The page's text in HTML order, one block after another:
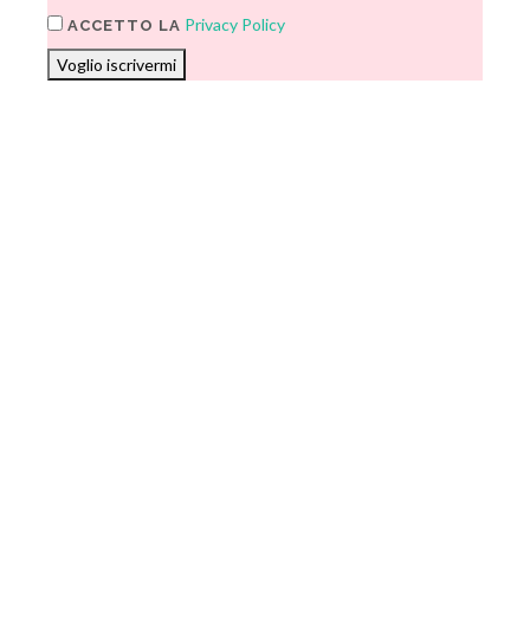
ACCETTO LA Privacy Policy
Voglio iscrivermi